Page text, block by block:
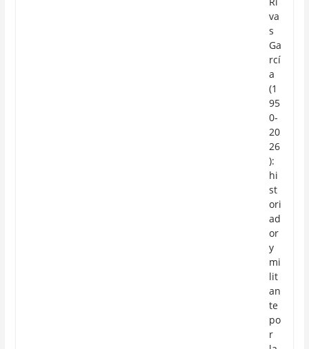
va
s
Ga
rcí
a
(1
95
0-
20
26
):
hi
st
ori
ad
or
y
mi
lit
an
te
po
r